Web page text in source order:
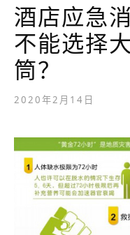
酒店应急
不能选择
筒？
2020年2月14日